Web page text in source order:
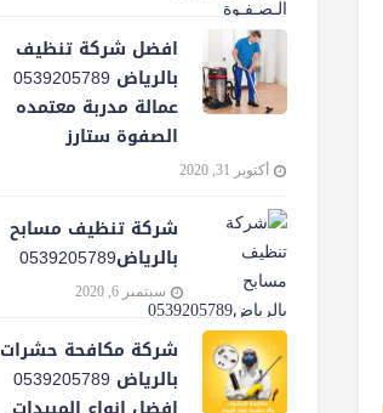
افضل شركة تنظيف
بالرياض 0539205789
عمالة مدربة معتمده
الصفوة ستارز
أكتوبر 31, 2020
شركة تنظيف مسابح
بالرياض0539205789
سبتمبر 6, 2020
شركة مكافحة حشرات
بالرياض 0539205789